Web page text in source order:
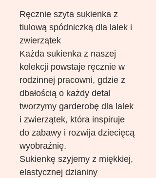
Ręcznie szyta sukienka z
tiulową spódniczką dla lalek i
zwierzątek
Każda sukienka z naszej
kolekcji powstaje ręcznie w
rodzinnej pracowni, gdzie z
dbałością o każdy detal
tworzymy garderobę dla lalek
i zwierzątek, która inspiruje
do zabawy i rozwija dziecięcą
wyobraźnię.
Sukienkę szyjemy z miękkiej,
elastycznej dzianiny